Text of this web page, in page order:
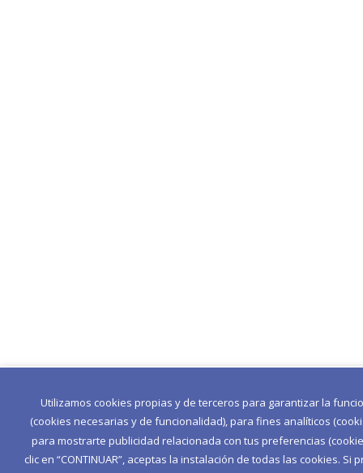
Utilizamos cookies propias y de terceros para garantizar la
(cookies necesarias y de funcionalidad), para fines analíticos
para mostrarte publicidad relacionada con tus preferencias
clic en “CONTINUAR”, aceptas la instalación de todas las cookies.